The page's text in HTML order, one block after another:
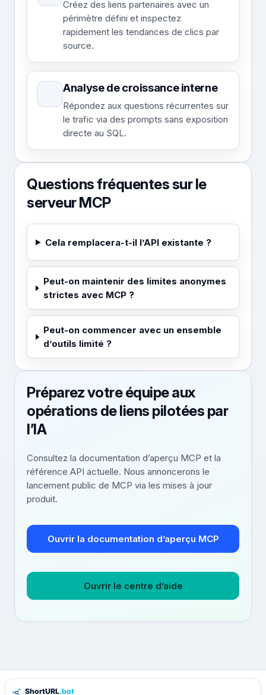
Créez des liens partenaires avec un
périmètre défini et inspectez
rapidement les tendances de clics par
source.
Analyse de croissance interne
Répondez aux questions récurrentes sur
le trafic via des prompts sans exposition
directe au SQL.
Questions fréquentes sur le
serveur MCP
Cela remplacera-t-il l’API existante ?
Peut-on maintenir des limites anonymes
strictes avec MCP ?
Peut-on commencer avec un ensemble
d’outils limité ?
Préparez votre équipe aux
opérations de liens pilotées par
l’IA
Consultez la documentation d’aperçu MCP et la
référence API actuelle. Nous annoncerons le
lancement public de MCP via les mises à jour
produit.
Ouvrir la documentation d’aperçu MCP
Ouvrir le centre d’aide